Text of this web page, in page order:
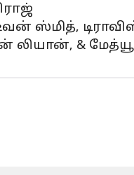
ஸ்மித்,
லியான், &